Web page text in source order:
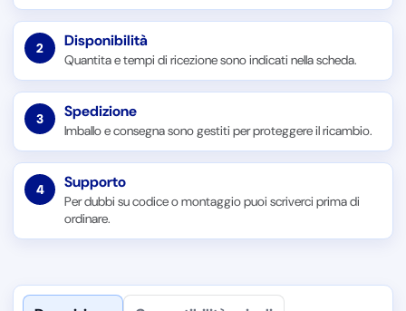
2 Disponibilità
Quantita e tempi di ricezione sono indicati nella scheda.
3 Spedizione
Imballo e consegna sono gestiti per proteggere il ricambio.
4 Supporto
Per dubbi su codice o montaggio puoi scriverci prima di
ordinare.